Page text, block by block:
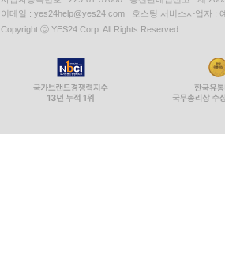
이메일 : yes24help@yes24.com 호스팅 서비스사업자 :
Copyright ⓒ YES24 Corp. All Rights Reserved.